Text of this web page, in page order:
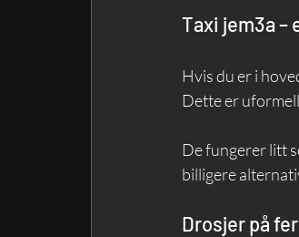
Taxi jem3a –
Hvis du er i
Dette er
De fungerer litt
billigere
Drosjer på